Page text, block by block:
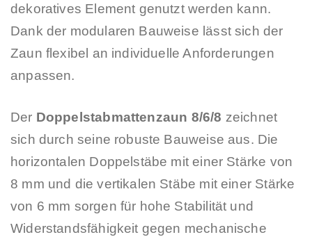
dekoratives Element genutzt werden kann.
Dank der modularen Bauweise lässt sich der
Zaun flexibel an individuelle Anforderungen
anpassen.
Der Doppelstabmattenzaun 8/6/8 zeichnet
sich durch seine robuste Bauweise aus. Die
horizontalen Doppelstäbe mit einer Stärke von
8 mm und die vertikalen Stäbe mit einer Stärke
von 6 mm sorgen für hohe Stabilität und
Widerstandsfähigkeit gegen mechanische